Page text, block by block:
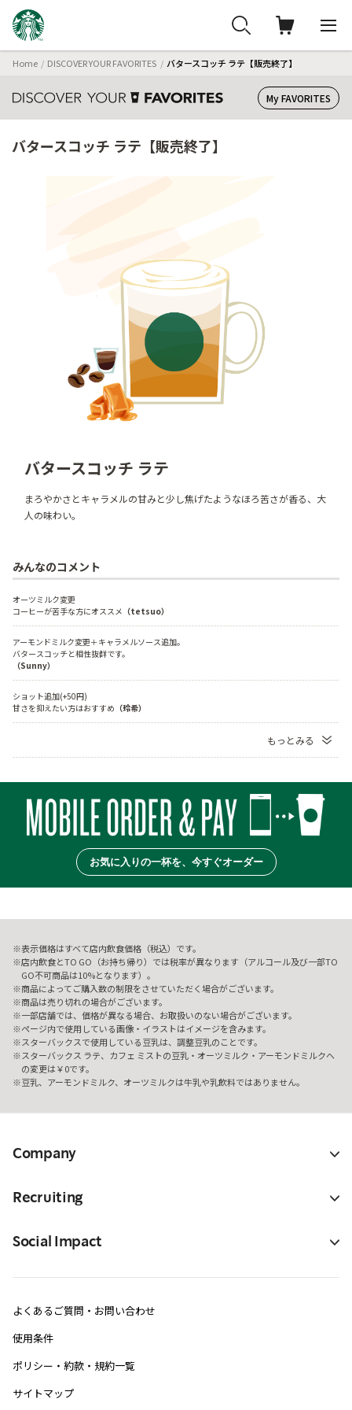
Home DISCOVER YOUR FAVORITES バタースコッチ ラテ【販売終了】
My FAVORITES
バタースコッチ ラテ【販売終了】
バタースコッチ ラテ
まろやかさとキャラメルの甘みと少し焦げたようなほろ苦さが香る、大
人の味わい。
みんなのコメント
オーツミルク変更
コーヒーが苦手な方にオススメ （tetsuo）
アーモンドミルク変更＋キャラメルソース追加。
バタースコッチと相性抜群です。
（Sunny）
ショット追加(+50円)
甘さを抑えたい方はおすすめ （玲希）
もっとみる
お気に入りの一杯を、今すぐオーダー
表示価格はすべて店内飲食価格（税込）です。
店内飲食とTO GO（お持ち帰り）では税率が異なります（アルコール及び一部TO
GO不可商品は10%となります）。
商品によってご購入数の制限をさせていただく場合がございます。
商品は売り切れの場合がございます。
一部店舗では、価格が異なる場合、お取扱いのない場合がございます。
ページ内で使用している画像・イラストはイメージを含みます。
スターバックスで使用している豆乳は、調整豆乳のことです。
スターバックス ラテ、カフェ ミストの豆乳・オーツミルク・アーモンドミルクへ
の変更は￥0です。
豆乳、アーモンドミルク、オーツミルクは牛乳や乳飲料ではありません。
Company
Recruiting
Social Impact
よくあるご質問・お問い合わせ
使用条件
ポリシー・約款・規約一覧
サイトマップ